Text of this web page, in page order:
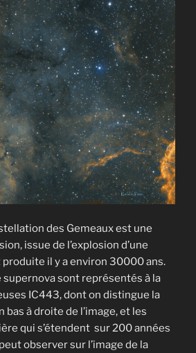
des Gemeaux est une
issue de l’explosion d’une
produite il y a environ 30000 ans.
sont représentés à la
IC443, dont on distingue la
à droite de l’image, et les
qui s’étendent sur 200 années
observer sur l’image de la